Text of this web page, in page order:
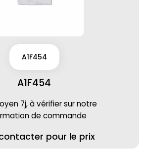
A1F454
A1F454
7j, à vérifier sur notre
de commande
pour le prix